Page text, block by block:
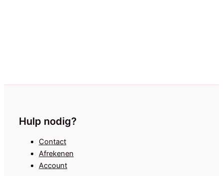
Hulp nodig?
Contact
Afrekenen
Account